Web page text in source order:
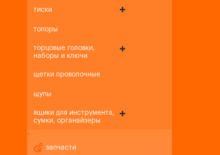
тиски
топоры
торцовые головки,
наборы и ключи
щетки проволочные
щупы
ящики для инструмента,
сумки, органайзеры
+-
запчасти